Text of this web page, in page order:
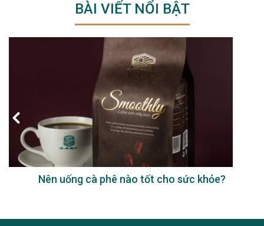
BÀI VIẾT NỔI BẬT
Nên uống cà phê nào tốt cho sức khỏe?